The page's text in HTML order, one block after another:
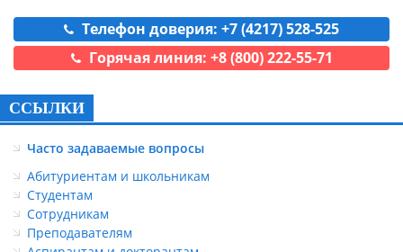
Телефон доверия: +7 (4217) 528-525
Горячая линия: +8 (800) 222-55-71
ССЫЛКИ
Часто задаваемые вопросы
Абитуриентам и школьникам
Студентам
Сотрудникам
Преподавателям